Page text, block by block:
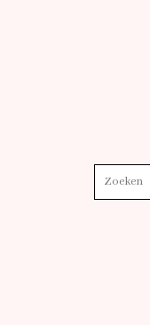
Zoeken